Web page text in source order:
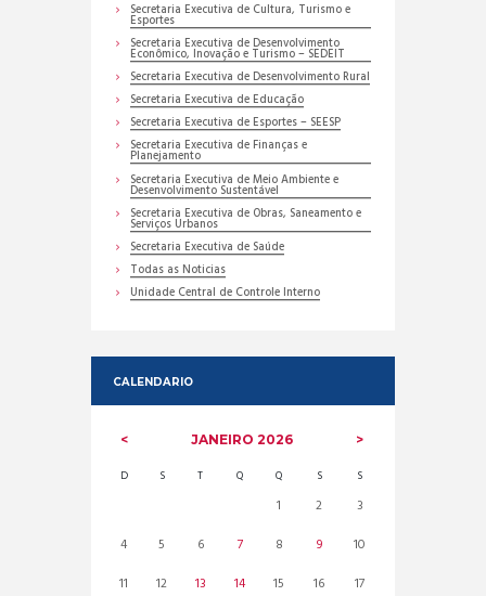
Secretaria Executiva de Cultura, Turismo e
Esportes
Secretaria Executiva de Desenvolvimento
Econômico, Inovação e Turismo – SEDEIT
Secretaria Executiva de Desenvolvimento Rural
Secretaria Executiva de Educação
Secretaria Executiva de Esportes – SEESP
Secretaria Executiva de Finanças e
Planejamento
Secretaria Executiva de Meio Ambiente e
Desenvolvimento Sustentável
Secretaria Executiva de Obras, Saneamento e
Serviços Urbanos
Secretaria Executiva de Saúde
Todas as Noticias
Unidade Central de Controle Interno
CALENDARIO
JANEIRO 2026
D S T Q Q S S
1 2
3
4
5 6 7 8 9
10
11
12 13 14 15 16 17